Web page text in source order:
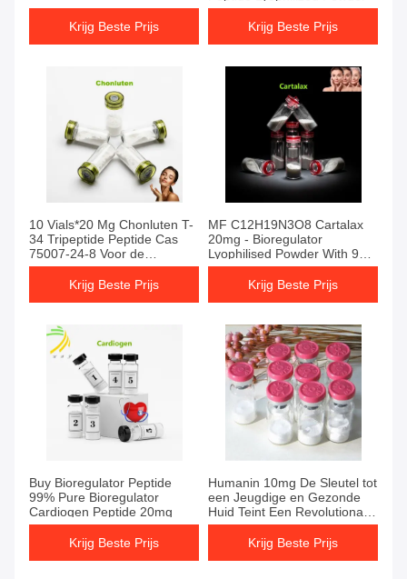
Krijg Beste Prijs Krijg Beste Prijs
10 Vials*20 Mg Chonluten T-
34 Tripeptide Peptide Cas
75007-24-8 Voor de
gezondheid van de longen
Krijg Beste Prijs
MF C12H19N3O8 Cartalax
20mg - Bioregulator
Lyophilised Powder With 99%
Purity
Krijg Beste Prijs
Buy Bioregulator Peptide
99% Pure Bioregulator
Cardiogen Peptide 20mg
Krijg Beste Prijs
Humanin 10mg De Sleutel tot
een Jeugdige en Gezonde
Huid Teint Een Revolutionair
Cosmetisch Peptide
Krijg Beste Prijs